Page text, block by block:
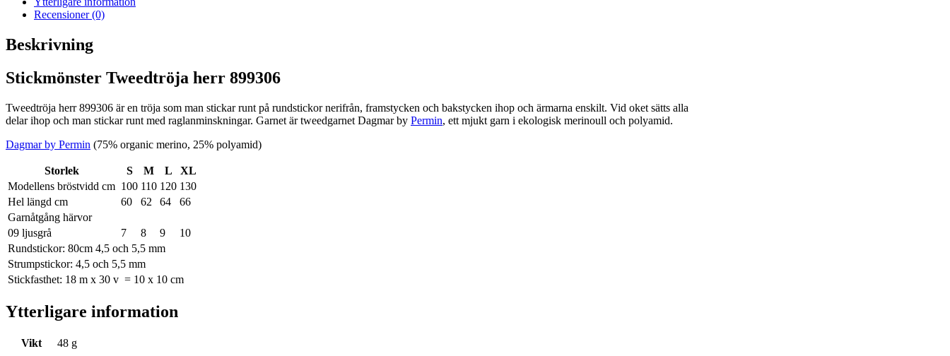
Recensioner (0)
Beskrivning
Stickmönster Tweedtröja herr 899306
Tweedtröja herr 899306 är en tröja som man stickar runt på rundstickor nerifrån, framstycken och bakstycken ihop och ärmarna enskilt. Vid oket sätts alla
delar ihop och man stickar runt med raglanminskningar. Garnet är tweedgarnet Dagmar by Permin, ett mjukt garn i ekologisk merinoull och polyamid.
Dagmar by Permin (75% organic merino, 25% polyamid)
Storlek S M L
XL
Modellens bröstvidd cm 100 110 120 130
Hel längd cm
60 62 64
66
Garnåtgång härvor
09 ljusgrå
7 8 9
10
Rundstickor: 80cm 4,5 och 5,5 mm
Strumpstickor: 4,5 och 5,5 mm
Stickfasthet: 18 m x 30 v = 10 x 10 cm
Ytterligare information
Vikt 48 g